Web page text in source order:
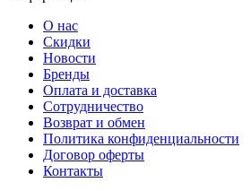
О нас
Скидки
Новости
Бренды
Оплата и доставка
Сотрудничество
Возврат и обмен
Политика конфиденциальности
Договор оферты
Контакты